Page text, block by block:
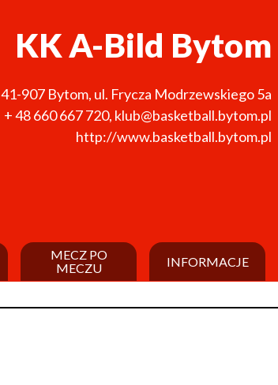
KK A-Bild Bytom
41-907 Bytom, ul. Frycza Modrzewskiego 5a
+ 48 660 667 720, klub@basketball.bytom.pl
http://www.basketball.bytom.pl
MECZ PO
MECZU
INFORMACJE